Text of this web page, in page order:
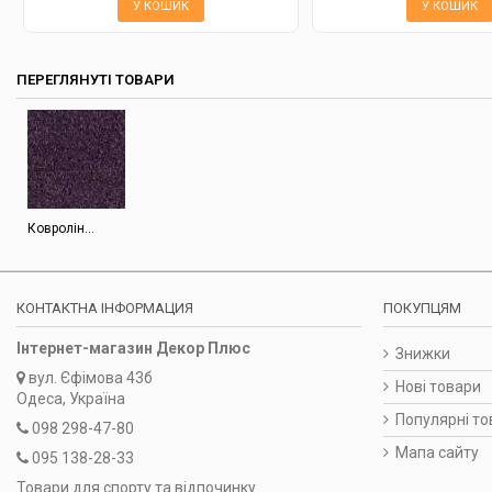
У КОШИК У КОШИК
ПЕРЕГЛЯНУТІ ТОВАРИ
Ковролін...
КОНТАКТНА ІНФОРМАЦИЯ
Інтернет-магазин Декор Плюс
вул. Єфімова 43б
Одеса, Україна
098 298-47-80
095 138-28-33
Товари для спорту та відпочинку
ПОКУПЦЯМ
Знижки
Нові товари
Популярні
Мапа сайту